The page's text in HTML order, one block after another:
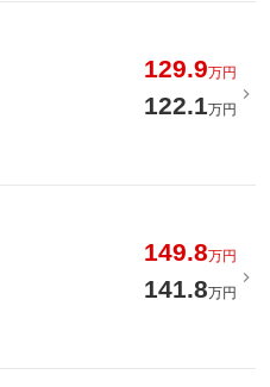
129.9万円
122.1万円
149.8万円
141.8万円